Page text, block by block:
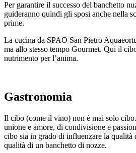
Per garantire il successo del banchetto
guideranno quindi gli sposi anche nella
prime.
La cucina da SPAO San Pietro
ma allo stesso tempo Gourmet. Qui il
nutrimento per l’anima.
Gastronomia
Il cibo (come il vino) non è mai solo
unione e amore, di condivisione e
cibo sia in grado di influenzare la qualità
qualità di un banchetto di nozze.